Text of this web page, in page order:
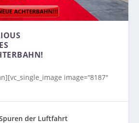
image=“8187″
der Luftfahrt